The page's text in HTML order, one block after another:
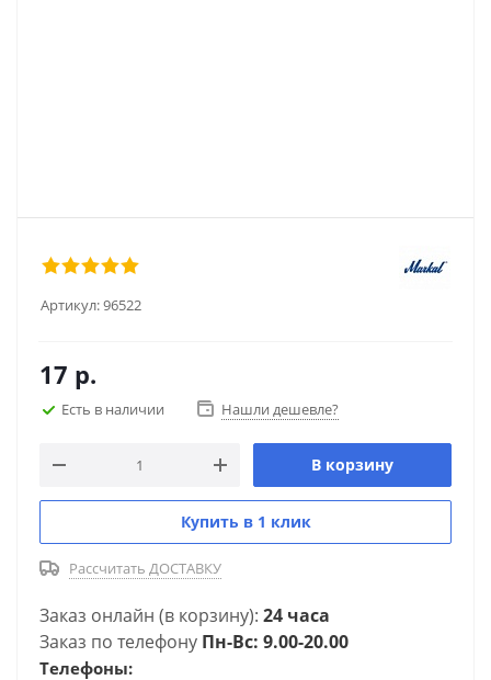
Артикул:96522
17 р.
Есть в наличии Нашли дешевле?
В корзину
Купить в 1 клик
Рассчитать ДОСТАВКУ
Заказ онлайн (в корзину): 24 часа
Заказ по телефону Пн-Вс: 9.00-20.00
Телефоны: